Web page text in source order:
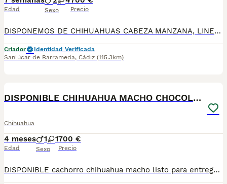
Edad Sexo Precio
DISPONEMOS DE CHIHUAHUAS CABEZA MANZANA, LINEA RUSA DE MUCHA VARIEDAD DE COLORES , BLUE, MERLE BLUE, ARLEQUIN , CHOCOLATE, LILAC, NEGRO FUEGO, MERLES, NARANJAS,
Criador
Identidad Verificada
Sanlúcar de Barrameda, Cádiz (115.3km)
DISPONIBLE CHIHUAHUA MACHO CHOCOLATE
Chihuahua
4 meses
Edad
1 1
Sexo
700 €
Precio
DISPONIBLE cachorro chihuahua macho listo para entregarla miniatura toy tamaño muy pequeño . FOTOS REALES. Tiene muy buen carácter criado en entorno familiar cariñosos y muy jugueton ideal para compañías se entrega revisado por nuestro veterinario desparacitado con dos vacunas. enseñado hacer sus necesidades en empapadera se envia a todas españa más información por WhatsApp o llamadas 602212186 saludo